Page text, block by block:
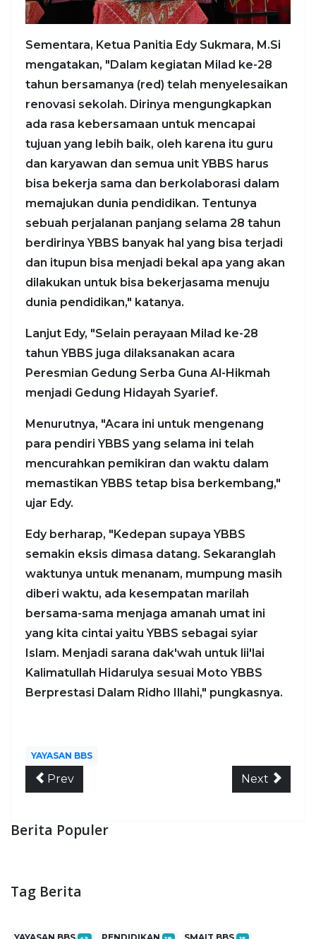
Sementara, Ketua Panitia Edy Sukmara, M.Si
mengatakan, "Dalam kegiatan Milad ke-28
tahun bersamanya (red) telah menyelesaikan
renovasi sekolah. Dirinya mengungkapkan
ada rasa kebersamaan untuk mencapai
tujuan yang lebih baik, oleh karena itu guru
dan karyawan dan semua unit YBBS harus
bisa bekerja sama dan berkolaborasi dalam
memajukan dunia pendidikan. Tentunya
sebuah perjalanan panjang selama 28 tahun
berdirinya YBBS banyak hal yang bisa terjadi
dan itupun bisa menjadi bekal apa yang akan
dilakukan untuk bisa bekerjasama menuju
dunia pendidikan," katanya.
Lanjut Edy, "Selain perayaan Milad ke-28
tahun YBBS juga dilaksanakan acara
Peresmian Gedung Serba Guna Al-Hikmah
menjadi Gedung Hidayah Syarief.
Menurutnya, "Acara ini untuk mengenang
para pendiri YBBS yang selama ini telah
mencurahkan pemikiran dan waktu dalam
memastikan YBBS tetap bisa berkembang,"
ujar Edy.
Edy berharap, "Kedepan supaya YBBS
semakin eksis dimasa datang. Sekaranglah
waktunya untuk menanam, mumpung masih
diberi waktu, ada kesempatan marilah
bersama-sama menjaga amanah umat ini
yang kita cintai yaitu YBBS sebagai syiar
Islam. Menjadi sarana dak'wah untuk lii'lai
Kalimatullah Hidarulya sesuai Moto YBBS
Berprestasi Dalam Ridho Illahi," pungkasnya.
YAYASAN BBS
Prev Next
Berita Populer
Tag Berita